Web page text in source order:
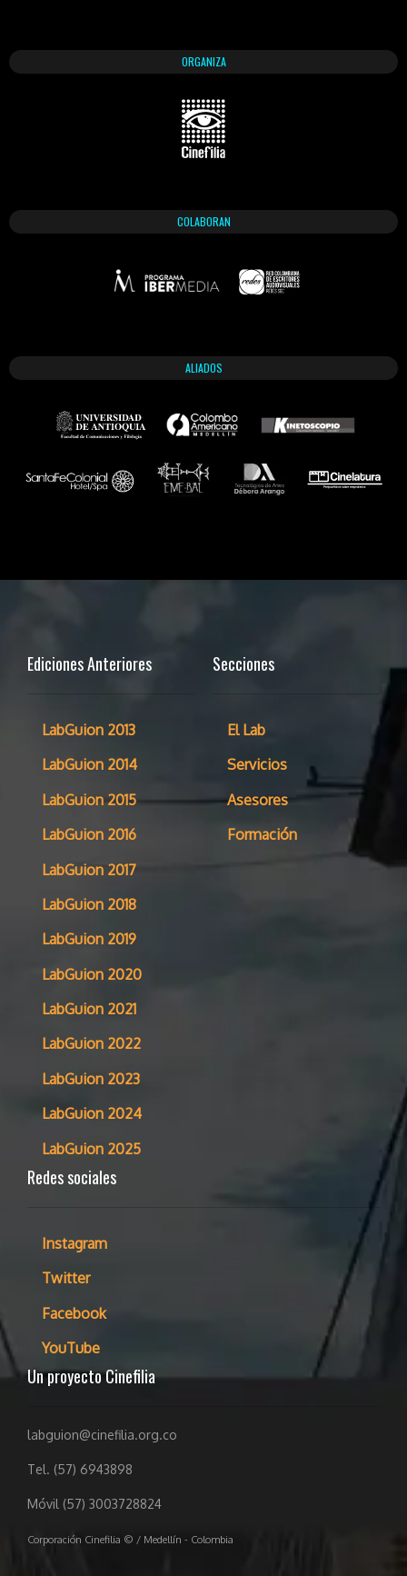
ORGANIZA
COLABORAN
ALIADOS
Ediciones Anteriores
LabGuion 2013
LabGuion 2014
LabGuion 2015
LabGuion 2016
LabGuion 2017
LabGuion 2018
LabGuion 2019
LabGuion 2020
LabGuion 2021
LabGuion 2022
LabGuion 2023
LabGuion 2024
LabGuion 2025
Secciones
El Lab
Servicios
Asesores
Formación
Redes sociales
Instagram
Twitter
Facebook
YouTube
Un proyecto Cinefilia
labguion@cinefilia.org.co
Tel. (57) 6943898
Móvil (57) 3003728824
Corporación Cinefilia © / Medellín - Colombia